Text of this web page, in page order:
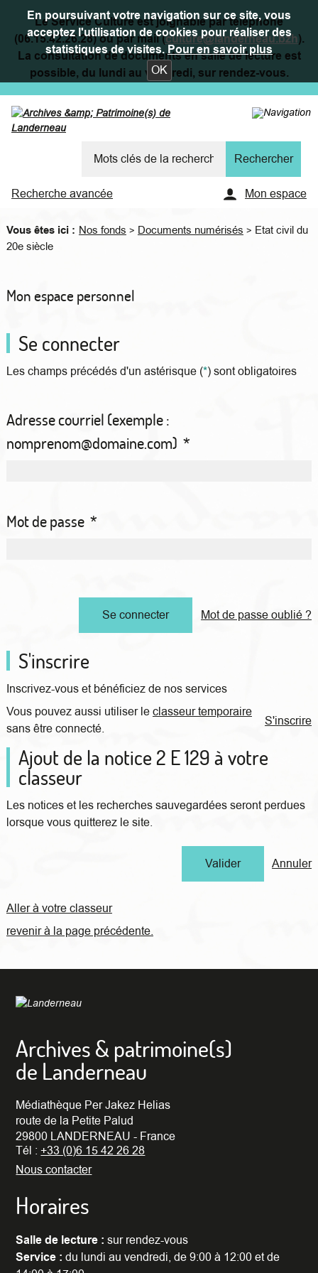
En poursuivant votre navigation sur ce site, vous
acceptez l'utilisation de cookies pour réaliser des
statistiques de visites.Pour en savoir plus
OK
Le Service Culture est joignable par téléphone
(06.15.42.26.28) ou par mail (culture@landerneau.bzh).
La consultation de documents en salle de lecture est
possible, du lundi au vendredi, sur rendez-vous.
Recherche avancée Mon espace
Vous êtes ici : Nos fonds > Documents numérisés > Etat civil du
20e siècle
Mon espace personnel
Se connecter
Les champs précédés d'un astérisque (*) sont obligatoires
Adresse courriel (exemple :
nomprenom@domaine.com) *
Mot de passe *
Mot de passe oublié ?
S'inscrire
Inscrivez-vous et bénéficiez de nos services
S'inscrire
Vous pouvez aussi utiliser leclasseur temporaire
sans être connecté.
Ajout de la notice 2 E 129 à votre
classeur
Les notices et les recherches sauvegardées seront perdues
lorsque vous quitterez le site.
Annuler
Aller à votre classeur
revenir à la page précédente.
Archives & patrimoine(s)
de Landerneau
Médiathèque Per Jakez Helias
route de la Petite Palud
29800 LANDERNEAU - France
Tél :+33 (0)6 15 42 26 28
Nous contacter
Horaires
Salle de lecture : sur rendez-vous
Service : du lundi au vendredi, de 9:00 à 12:00 et de